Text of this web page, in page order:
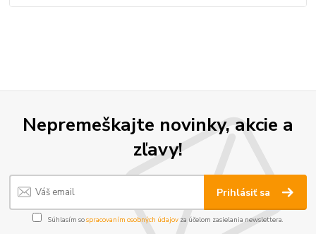
Nepremeškajte novinky, akcie a
zľavy!
Prihlásiť sa
Súhlasím sospracovaním osobných údajov za účelom zasielania newslettera.